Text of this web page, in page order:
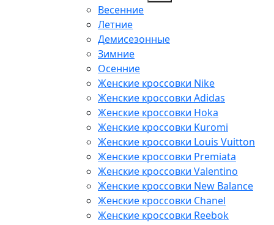
Весенние
Летние
Демисезонные
Зимние
Осенние
Женские кроссовки Nike
Женские кроссовки Adidas
Женские кроссовки Hoka
Женские кроссовки Kuromi
Женские кроссовки Louis Vuitton
Женские кроссовки Premiata
Женские кроссовки Valentino
Женские кроссовки New Balance
Женские кроссовки Chanel
Женские кроссовки Reebok